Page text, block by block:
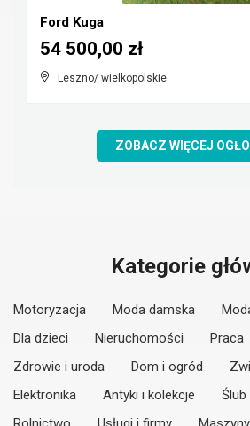
Ford Kuga
Leszno/ wielkopolskie
54 500,00 zł
ZOBACZ WIĘCEJ
Kategorie
Motoryzacja Moda damska
Dla dzieci
Nieruchomości
Praca
Zdrowie i uroda
Dom i ogród
Elektronika
Antyki i kolekcje
Ślub